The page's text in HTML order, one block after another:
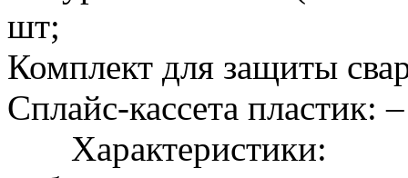
шт;
Комплект для защиты
Сплайс-кассета пластик:
Характеристики: